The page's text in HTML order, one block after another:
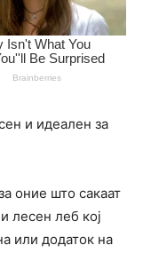
и идеален за
оние што сакаат
лесен леб кој
или додаток на